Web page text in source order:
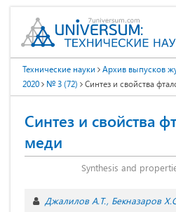
Технические науки
Архив выпусков
2020
№ 3 (72) Синтез и свойства
Синтез и свойства
меди
Synthesis and
Джалилов А.Т. Бекназаров